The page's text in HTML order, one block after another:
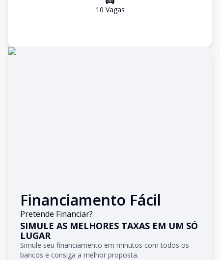
10 Vagas
Financiamento Fácil
Pretende Financiar?
SIMULE AS MELHORES TAXAS EM UM SÓ
LUGAR
Simule seu financiamento em minutos com todos os
bancos e consiga a melhor proposta.